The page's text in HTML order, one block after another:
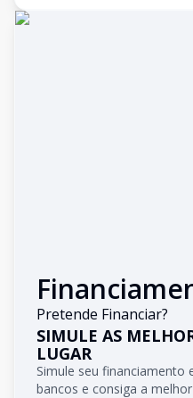
Pretende Financiar?
SIMULE AS
LUGAR
Simule seu
bancos e consiga a